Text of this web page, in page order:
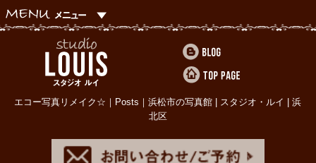
エコー写真リメイク☆｜Posts｜浜松市の写真館 | スタジオ・ルイ | 浜
北区